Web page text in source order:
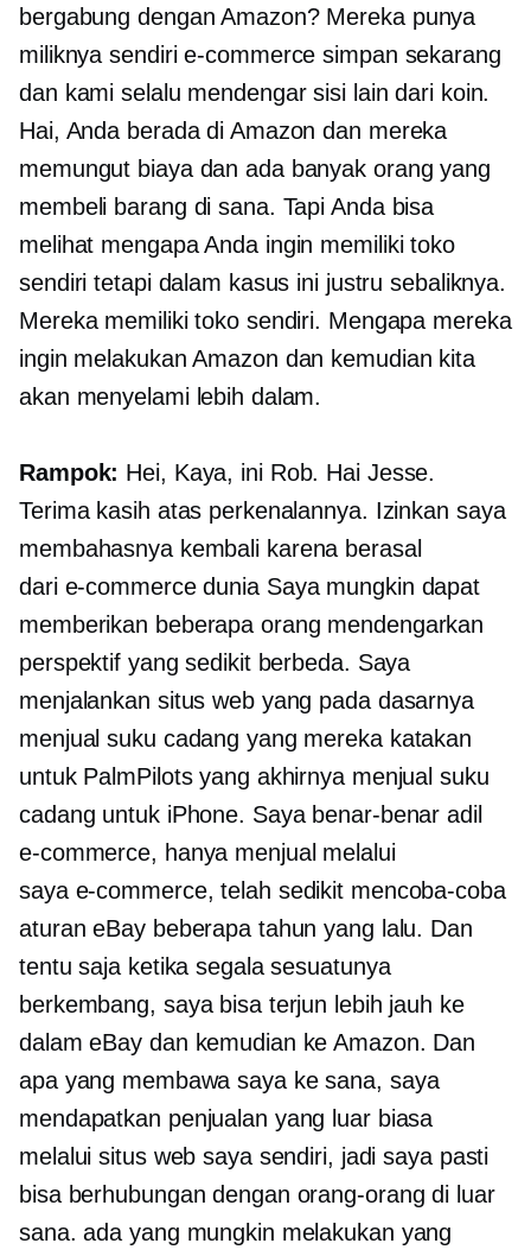
bergabung dengan Amazon? Mereka punya
miliknya sendirie-commerce simpan sekarang
dan kami selalu mendengar sisi lain dari koin.
Hai, Anda berada di Amazon dan mereka
memungut biaya dan ada banyak orang yang
membeli barang di sana. Tapi Anda bisa
melihat mengapa Anda ingin memiliki toko
sendiri tetapi dalam kasus ini justru sebaliknya.
Mereka memiliki toko sendiri. Mengapa mereka
ingin melakukan Amazon dan kemudian kita
akan menyelami lebih dalam.
Rampok: Hei, Kaya, ini Rob. Hai Jesse.
Terima kasih atas perkenalannya. Izinkan saya
membahasnya kembali karena berasal
dari e-commercedunia Saya mungkin dapat
memberikan beberapa orang mendengarkan
perspektif yang sedikit berbeda. Saya
menjalankan situs web yang pada dasarnya
menjual suku cadang yang mereka katakan
untuk PalmPilots yang akhirnya menjual suku
cadang untuk iPhone. Saya benar-benar adil
e-commerce, hanya menjual melalui
saya e-commerce, telah sedikit mencoba-coba
aturan eBay beberapa tahun yang lalu. Dan
tentu saja ketika segala sesuatunya
berkembang, saya bisa terjun lebih jauh ke
dalam eBay dan kemudian ke Amazon. Dan
apa yang membawa saya ke sana, saya
mendapatkan penjualan yang luar biasa
melalui situs web saya sendiri, jadi saya pasti
bisa berhubungan dengan orang-orang di luar
sana. ada yang mungkin melakukan yang